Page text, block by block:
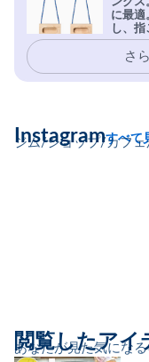
を凌駕
安心感
ングス
に最適
し、
イマー
さ
ジム/ショップ/カフェ
Instagramすべて
あなたが見た気にな
閲覧したアイ